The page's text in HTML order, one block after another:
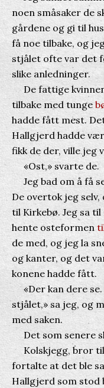
noen småsaker de
gårdene og gi til
få noe tilbake, og
stjålet ofte var det
slike anledninger.
De fattige
tilbake med tunge
hadde fått mest.
Hallgjerd hadde
fikk de der, ville jeg
«Ost,» svarte de.
Jeg bad om å få
De overtok jeg
til Kirkebø. Jeg sa
hente osteformen
de med, og jeg la
og kanter, og det
konene hadde fått.
«Der kan dere
stjålet,» sa jeg, og
med saken.
Det som senere
Kolskjegg, bror
fortalte at det ble
Hallgjerd som stod